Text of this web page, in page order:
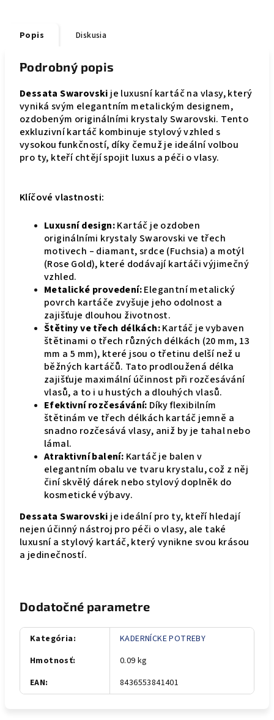
Popis Diskusia
Podrobný popis
Dessata Swarovski je luxusní kartáč na vlasy, který
vyniká svým elegantním metalickým designem,
ozdobeným originálními krystaly Swarovski. Tento
exkluzivní kartáč kombinuje stylový vzhled s
vysokou funkčností, díky čemuž je ideální volbou
pro ty, kteří chtějí spojit luxus a péči o vlasy.
Klíčové vlastnosti:
Luxusní design:Kartáč je ozdoben
originálními krystaly Swarovski ve třech
motivech – diamant, srdce (Fuchsia) a motýl
(Rose Gold), které dodávají kartáči výjimečný
vzhled.
Metalické provedení:Elegantní metalický
povrch kartáče zvyšuje jeho odolnost a
zajišťuje dlouhou životnost.
Štětiny ve třech délkách:Kartáč je vybaven
štětinami o třech různých délkách (20 mm, 13
mm a 5 mm), které jsou o třetinu delší než u
běžných kartáčů. Tato prodloužená délka
zajišťuje maximální účinnost při rozčesávání
vlasů, a to i u hustých a dlouhých vlasů.
Efektivní rozčesávání: Díky flexibilním
štětinám ve třech délkách kartáč jemně a
snadno rozčesává vlasy, aniž by je tahal nebo
lámal.
Atraktivní balení: Kartáč je balen v
elegantním obalu ve tvaru krystalu, což z něj
činí skvělý dárek nebo stylový doplněk do
kosmetické výbavy.
Dessata Swarovski je ideální pro ty, kteří hledají
nejen účinný nástroj pro péči o vlasy, ale také
luxusní a stylový kartáč, který vynikne svou krásou
a jedinečností.
Dodatočné parametre
Kategória:
KADERNÍCKE POTREBY
Hmotnosť:
0.09 kg
EAN: 8436553841401